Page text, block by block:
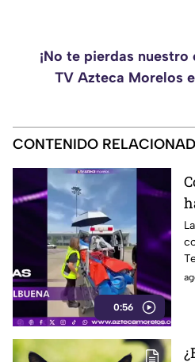
¡No te pierdas
TV Azteca Morelos
CONTENIDO
0:56